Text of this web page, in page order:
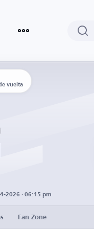
vuelta
2026 · 06:15 pm
Fan Zone